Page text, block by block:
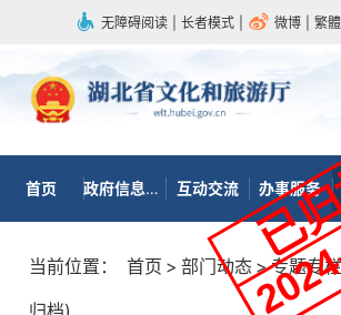
无障碍阅读 长者模式 微博 繁體
首页 政府信息公开 互动交流 办事服务
当前位置： 首页 > 部门动态 >专题专栏
归档)